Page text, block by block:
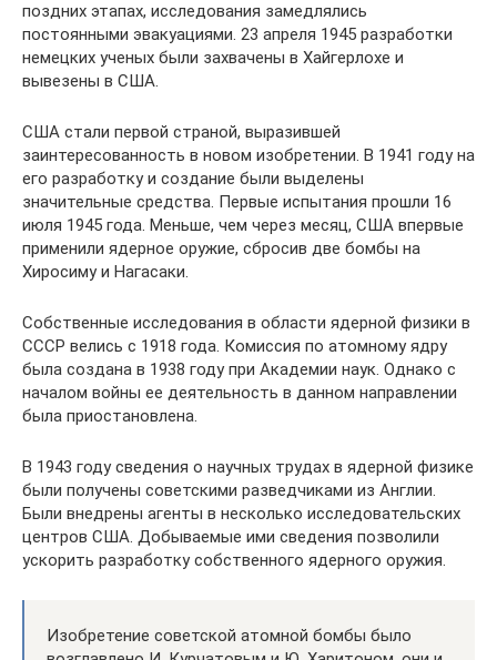
поздних этапах, исследования замедлялись
постоянными эвакуациями. 23 апреля 1945 разработки
немецких ученых были захвачены в Хайгерлохе и
вывезены в США.
США стали первой страной, выразившей
заинтересованность в новом изобретении. В 1941 году на
его разработку и создание были выделены
значительные средства. Первые испытания прошли 16
июля 1945 года. Меньше, чем через месяц, США впервые
применили ядерное оружие, сбросив две бомбы на
Хиросиму и Нагасаки.
Собственные исследования в области ядерной физики в
СССР велись с 1918 года. Комиссия по атомному ядру
была создана в 1938 году при Академии наук. Однако с
началом войны ее деятельность в данном направлении
была приостановлена.
В 1943 году сведения о научных трудах в ядерной физике
были получены советскими разведчиками из Англии.
Были внедрены агенты в несколько исследовательских
центров США. Добываемые ими сведения позволили
ускорить разработку собственного ядерного оружия.
Изобретение советской атомной бомбы было